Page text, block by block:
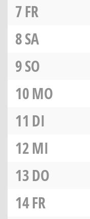
7FR
8SA
9SO
10MO
11 DI
12MI
13DO
14FR